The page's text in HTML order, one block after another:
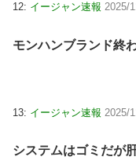
12: イージャン速報 2025/
モンハンブランド終
13: イージャン速報 2025/
システムはゴミだが